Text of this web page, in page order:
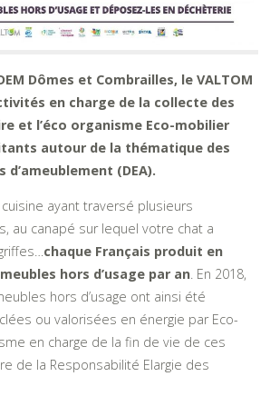
Dômes et Combrailles, le VALTOM
en charge de la collecte des
et l’éco organisme Eco-mobilier
autour de la thématique des
d’ameublement (DEA).
ayant traversé plusieurs
au canapé sur lequel votre chat a
chaque Français produit en
hors d’usage par an. En 2018,
hors d’usage ont ainsi été
ou valorisées en énergie par Eco-
en charge de la fin de vie de ces
de la Responsabilité Elargie des